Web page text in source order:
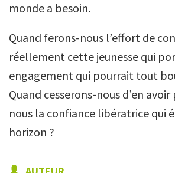
monde a besoin.
Quand ferons-nous l’effort de
réellement cette jeunesse qui
engagement qui pourrait tout
Quand cesserons-nous d’en
nous la confiance libératrice qui
horizon ?